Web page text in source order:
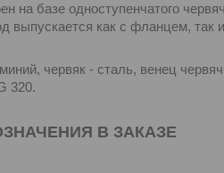
на базе одноступенчатого
выпускается как с фланцем, так
червяк - сталь, венец
320.
В ЗАКАЗЕ